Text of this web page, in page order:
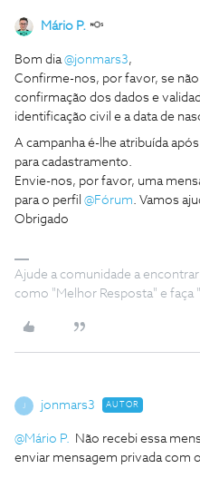
Mário P.
Bom dia@jonmars3,
Confirme-nos, por favor, se não
confirmação dos dados e
identificação civil e a data de
A campanha é-lhe atribuída
para cadastramento.
Envie-nos, por favor, uma
para o perfil @Fórum. Vamos
Obrigado
Ajude a comunidade a
como "Melhor Resposta" e
jonmars3 AUTOR
@Mário P. Não recebi essa
enviar mensagem privada com